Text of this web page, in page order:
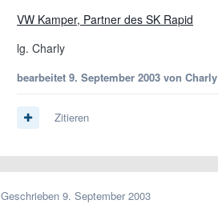
VW Kamper, Partner des SK Rapid
lg. Charly
bearbeitet 9. September 2003 von Charly
Zitieren
Geschrieben 9. September 2003